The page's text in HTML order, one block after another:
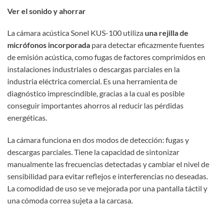
Ver el sonido y ahorrar
La cámara acústica Sonel KUS-100 utiliza una rejilla de
micrófonos incorporada para detectar eficazmente fuentes
de emisión acústica, como fugas de factores comprimidos en
instalaciones industriales o descargas parciales en la
industria eléctrica comercial. Es una herramienta de
diagnóstico imprescindible, gracias a la cual es posible
conseguir importantes ahorros al reducir las pérdidas
energéticas.
La cámara funciona en dos modos de detección: fugas y
descargas parciales. Tiene la capacidad de sintonizar
manualmente las frecuencias detectadas y cambiar el nivel de
sensibilidad para evitar reflejos e interferencias no deseadas.
La comodidad de uso se ve mejorada por una pantalla táctil y
una cómoda correa sujeta a la carcasa.